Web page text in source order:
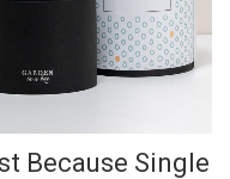
Because Single